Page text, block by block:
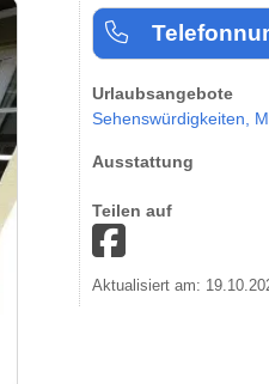
Urlaubsangebote
Sehenswürdigkeiten,
Ausstattung
Teilen auf
Aktualisiert am: